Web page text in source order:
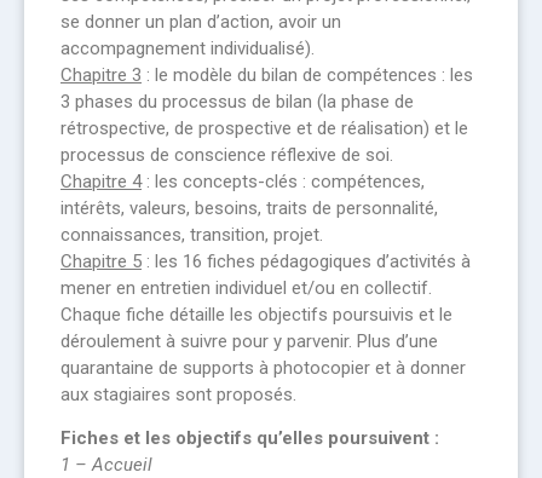
se donner un plan d’action, avoir un
accompagnement individualisé).
Chapitre 3 : le modèle du bilan de compétences : les
3 phases du processus de bilan (la phase de
rétrospective, de prospective et de réalisation) et le
processus de conscience réflexive de soi.
Chapitre 4: les concepts-clés : compétences,
intérêts, valeurs, besoins, traits de personnalité,
connaissances, transition, projet.
Chapitre 5 : les 16 fiches pédagogiques d’activités à
mener en entretien individuel et/ou en collectif.
Chaque fiche détaille les objectifs poursuivis et le
déroulement à suivre pour y parvenir. Plus d’une
quarantaine de supports à photocopier et à donner
aux stagiaires sont proposés.
Fiches et les objectifs qu’elles poursuivent :
1 – Accueil